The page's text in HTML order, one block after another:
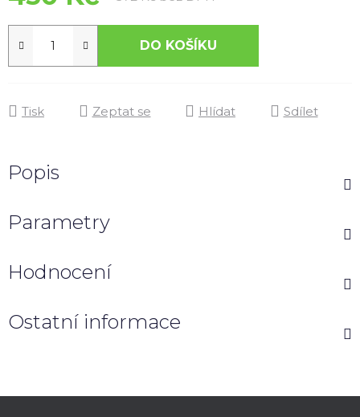
DO KOŠÍKU
Tisk Zeptat se Hlídat Sdílet
Popis
Parametry
Hodnocení
Ostatní informace